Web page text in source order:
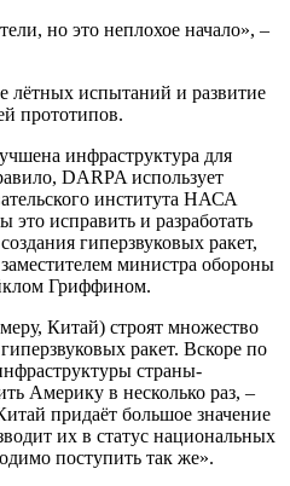
но это неплохое начало», –
лётных испытаний и развитие
прототипов.
инфраструктура для
DARPA использует
института НАСА
это исправить и разработать
гиперзвуковых ракет,
министра обороны
Гриффином.
Китай) строят множество
ракет. Вскоре по
страны-
Америку в несколько раз, –
придаёт большое значение
их в статус национальных
поступить так же».